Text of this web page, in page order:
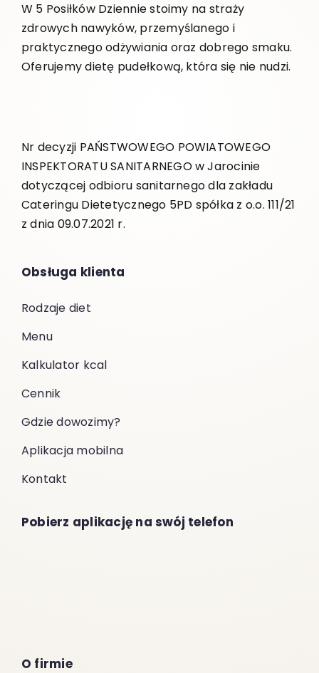
W 5 Posiłków Dziennie stoimy na straży
zdrowych nawyków, przemyślanego i
praktycznego odżywiania oraz dobrego smaku.
Oferujemy dietę pudełkową, która się nie nudzi.
Nr decyzji PAŃSTWOWEGO POWIATOWEGO
INSPEKTORATU SANITARNEGO w Jarocinie
dotyczącej odbioru sanitarnego dla zakładu
Cateringu Dietetycznego 5PD spółka z o.o. 111/21
z dnia 09.07.2021 r.
Obsługa klienta
Rodzaje diet
Menu
Kalkulator kcal
Cennik
Gdzie dowozimy?
Aplikacja mobilna
Kontakt
Pobierz aplikację na swój telefon
O firmie